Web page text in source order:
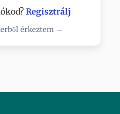
Regisztrálj
érkeztem →